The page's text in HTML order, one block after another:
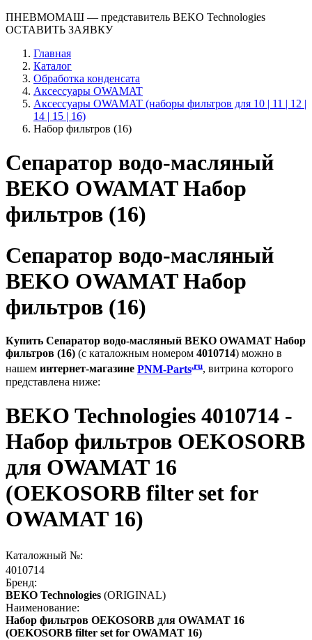
ПНЕВМОМАШ — представитель BEKO Technologies
ОСТАВИТЬ ЗАЯВКУ
Главная
Каталог
Обработка конденсата
Аксессуары OWAMAT
Аксессуары OWAMAT (наборы фильтров для 10 | 11 | 12 |
14 | 15 | 16)
Набор фильтров (16)
Сепаратор водо-масляный
BEKO OWAMAT Набор
фильтров (16)
Сепаратор водо-масляный
BEKO OWAMAT Набор
фильтров (16)
Купить Сепаратор водо-масляный BEKO OWAMAT Набор
фильтров (16) (с каталожным номером 4010714) можно в
нашем интернет-магазине PNM-Parts.ru, витрина которого
представлена ниже:
BEKO Technologies 4010714 -
Набор фильтров OEKOSORB
для OWAMAT 16
(OEKOSORB filter set for
OWAMAT 16)
Каталожный №:
4010714
Бренд:
BEKO Technologies (ORIGINAL)
Наименование:
Набор фильтров OEKOSORB для OWAMAT 16
(OEKOSORB filter set for OWAMAT 16)